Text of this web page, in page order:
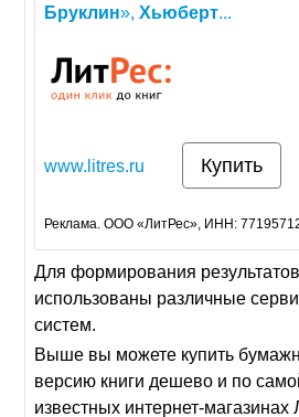
Бруклин»,Хьюберт...
www.litres.ru Купить
Реклама. ООО «ЛитРес», ИНН:
Для формирования
использованы различные
систем.
Выше вы можете купить
версию книги дешево и по
известных интернет-магазинах